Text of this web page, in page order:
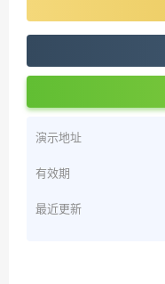
演示地址
有效期
最近更新